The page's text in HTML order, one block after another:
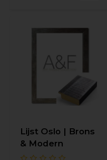
Lijst Oslo | Brons
& Modern